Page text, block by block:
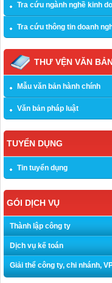
Tra cứu ngành nghề kinh
Tra cứu thông tin doanh
THƯ VỆN VĂN
Mẫu văn bản hành chính
Văn bản pháp luật
TUYỂN DỤNG
Tin tuyển dụng
GÓI DỊCH VỤ
Thành lập công ty
Dịch vụ kế toán
Giải thể công ty, chi nhánh,